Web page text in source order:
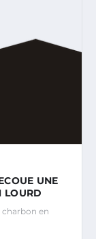
UNE
LOURD
charbon en